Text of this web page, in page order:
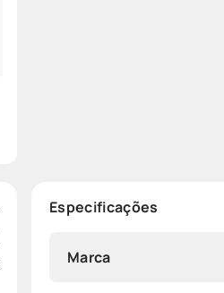
Especificações
Marca